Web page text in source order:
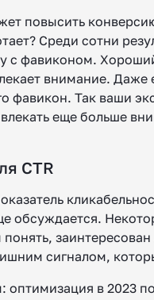
повысить
Среди сотни
с фавиконом.
внимание.
фавикон. Так ваши
еще больше
CTR
обсуждается.
сигналом,
оптимизация в 2023